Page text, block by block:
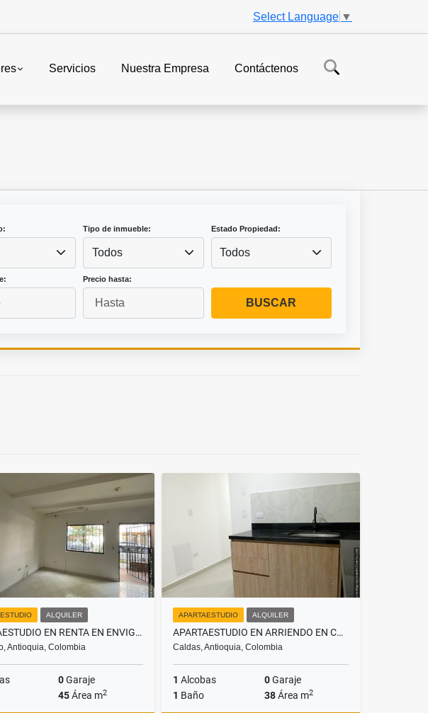
Select Language ▼
Servicios Nuestra Empresa Contáctenos
Tipo de inmueble:
Todos
Estado Propiedad:
Todos
Precio hasta:
BUSCAR
ALQUILER
APARTAESTUDIO EN RENTA EN ENVIGADO, SECTOR LAS FLORES
Antioquia, Colombia
0Garaje
45Área m2
APARTAESTUDIO ALQUILER
APARTAESTUDIO EN ARRIENDO EN CALDAS, SECTOR PARQUE
Caldas, Antioquia, Colombia
1 Alcobas 0Garaje
1 Baño 38Área m2